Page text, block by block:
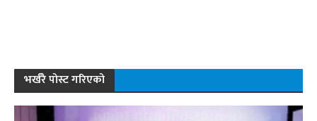
भर्खरै पोस्ट गरिएको